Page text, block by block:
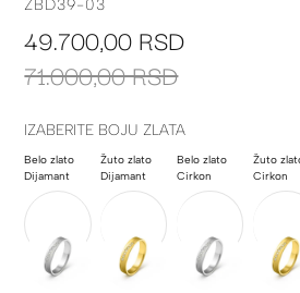
of
images
ŽBD39-03
49.700,00 RSD
71.000,00 RSD
IZABERITE BOJU ZLATA
Belo zlato
Dijamant
Žuto zlato
Dijamant
Belo zlato
Cirkon
Žuto
Cirkon